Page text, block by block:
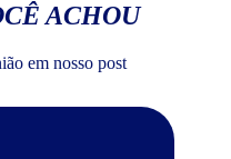
ACHOU
em nosso post